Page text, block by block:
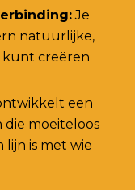
Je
natuurlijke,
kunt creëren
een
die moeiteloos
is met wie